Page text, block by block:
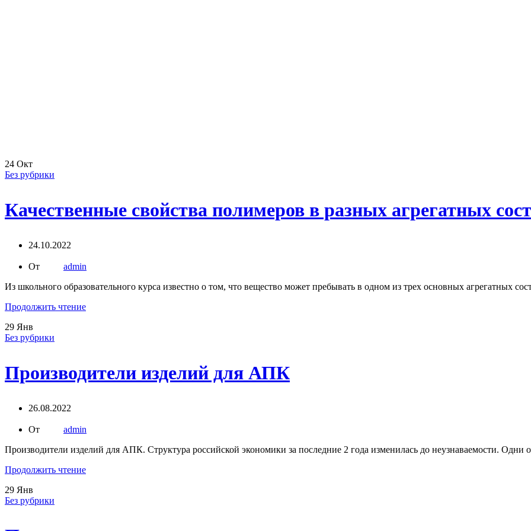
24 Окт
Без рубрики
Качественные свойства полимеров в разных агрегатных
24.10.2022
От
admin
Из школьного образовательного курса известно о том, что вещество может пребывать в одном из трех основных агрегатных
Продолжить чтение
29 Янв
Без рубрики
Производители изделий для АПК
26.08.2022
От
admin
Производители изделий для АПК. Структура российской экономики за последние 2 года изменилась до неузнаваемости. Одни
Продолжить чтение
29 Янв
Без рубрики